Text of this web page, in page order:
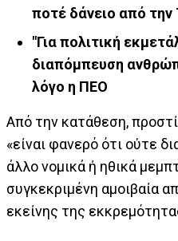
ποτέ δάνειο από
"Για πολιτική
διαπόμπευση
λόγο η ΠΕΟ
Από την κατάθεση,
«είναι φανερό ότι ούτε
άλλο νομικά ή ηθικά
συγκεκριμένη αμοιβαία
εκείνης της